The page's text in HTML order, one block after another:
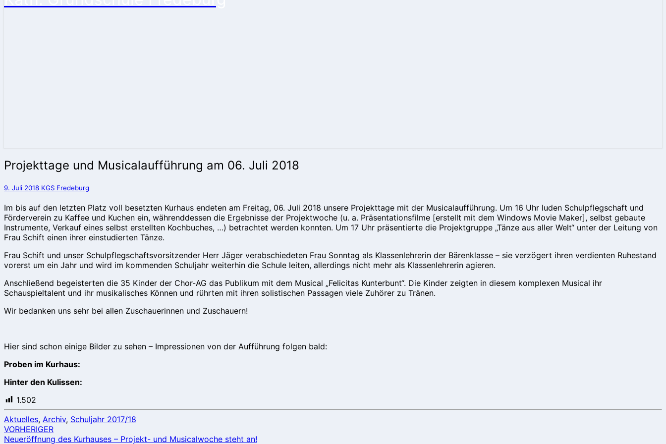
Projekttage
und
am
06.
Juli
2018
Projekttage und Musicalaufführung am 06. Juli 2018
9. Juli 2018 KGS Fredeburg
Im bis auf den letzten Platz voll besetzten Kurhaus endeten am Freitag, 06. Juli 2018 unsere Projekttage mit der Musicalaufführung. Um 16 Uhr luden Schulpflegschaft und
Förderverein zu Kaffee und Kuchen ein, währenddessen die Ergebnisse der Projektwoche (u. a. Präsentationsfilme [erstellt mit dem Windows Movie Maker], selbst gebaute
Instrumente, Verkauf eines selbst erstellten Kochbuches, …) betrachtet werden konnten. Um 17 Uhr präsentierte die Projektgruppe „Tänze aus aller Welt“ unter der Leitung von
Frau Schift einen ihrer einstudierten Tänze.
Frau Schift und unser Schulpflegschaftsvorsitzender Herr Jäger verabschiedeten Frau Sonntag als Klassenlehrerin der Bärenklasse – sie verzögert ihren verdienten Ruhestand
vorerst um ein Jahr und wird im kommenden Schuljahr weiterhin die Schule leiten, allerdings nicht mehr als Klassenlehrerin agieren.
Anschließend begeisterten die 35 Kinder der Chor-AG das Publikum mit dem Musical „Felicitas Kunterbunt“. Die Kinder zeigten in diesem komplexen Musical ihr
Schauspieltalent und ihr musikalisches Können und rührten mit ihren solistischen Passagen viele Zuhörer zu Tränen.
Wir bedanken uns sehr bei allen Zuschauerinnen und Zuschauern!
Hier sind schon einige Bilder zu sehen – Impressionen von der Aufführung folgen bald:
Proben im Kurhaus:
Hinter den Kulissen:
1.502
Aktuelles, Archiv, Schuljahr 2017/18
Beitragsnavigation
VORHERIGER
Neueröffnung des Kurhauses – Projekt- und Musicalwoche steht an!